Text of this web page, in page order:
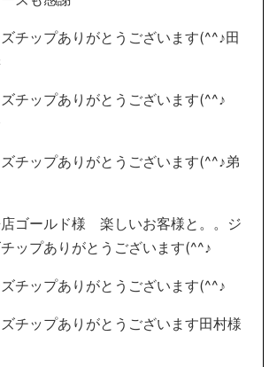
チップありがとうございます(^^♪田
チップありがとうございます(^^♪
チップありがとうございます(^^♪弟
ゴールド様 楽しいお客様と。。ジ
ップありがとうございます(^^♪
チップありがとうございます(^^♪
チップありがとうございます田村様